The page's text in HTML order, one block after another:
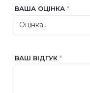
ВАША ОЦІНКА *
ВАШ ВІДГУК *